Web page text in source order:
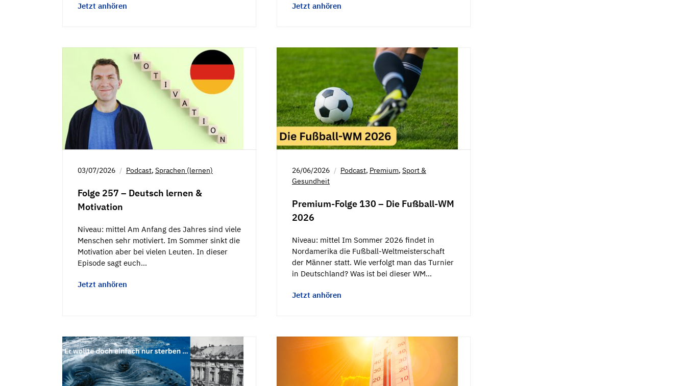
Jetzt anhören Jetzt anhören
03/07/2026 Podcast, Sprachen (lernen)
Folge 257 – Deutsch lernen &
Motivation
Niveau: mittel Am Anfang des Jahres sind viele
Menschen sehr motiviert. Im Sommer sinkt die
Motivation aber bei vielen Leuten. In dieser
Episode sagt euch…
Jetzt anhören
26/06/2026 Podcast, Premium, Sport &
Gesundheit
Premium-Folge 130 – Die Fußball-WM
2026
Niveau: mittel Im Sommer 2026 findet in
Nordamerika die Fußball-Weltmeisterschaft
der Männer statt. Wie verfolgt man das Turnier
in Deutschland? Was ist bei dieser WM…
Jetzt anhören